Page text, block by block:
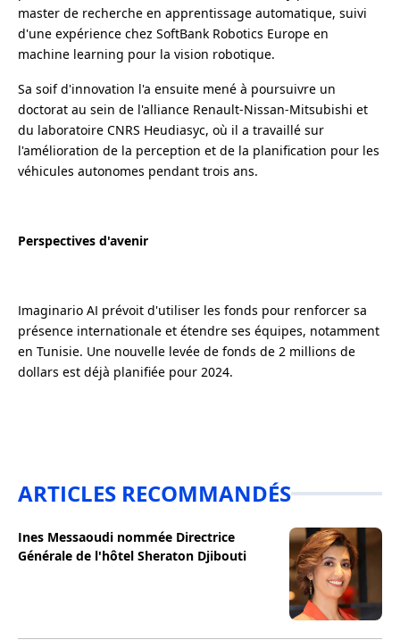
master de recherche en apprentissage automatique, suivi
d'une expérience chez SoftBank Robotics Europe en
machine learning pour la vision robotique.
Sa soif d'innovation l'a ensuite mené à poursuivre un
doctorat au sein de l'alliance Renault-Nissan-Mitsubishi et
du laboratoire CNRS Heudiasyc, où il a travaillé sur
l'amélioration de la perception et de la planification pour les
véhicules autonomes pendant trois ans.
Perspectives d'avenir
Imaginario AI prévoit d'utiliser les fonds pour renforcer sa
présence internationale et étendre ses équipes, notamment
en Tunisie. Une nouvelle levée de fonds de 2 millions de
dollars est déjà planifiée pour 2024.
ARTICLES RECOMMANDÉS
Ines Messaoudi nommée Directrice
Générale de l'hôtel Sheraton Djibouti